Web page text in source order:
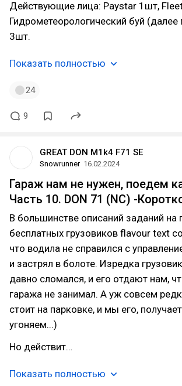
Действующие лица: Paystar 1шт,
Гидрометеорологический буй (далее
3шт.
Показать полностью
24
9
GREAT DON M1k4 F71 SE
Snowrunner 16.02.2024
Гараж нам не нужен, поедем
Часть 10. DON 71 (NC) -
В большинстве описаний заданий на
бесплатных грузовиков flavour text
что водила не справился с
и застрял в болоте. Изредка
давно сломался, и его отдают нам,
гаража не занимал. А уж совсем
стоит на парковке, и мы его,
угоняем...)
Но действит…
Показать полностью